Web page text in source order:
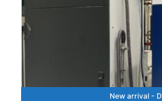
New arrival -